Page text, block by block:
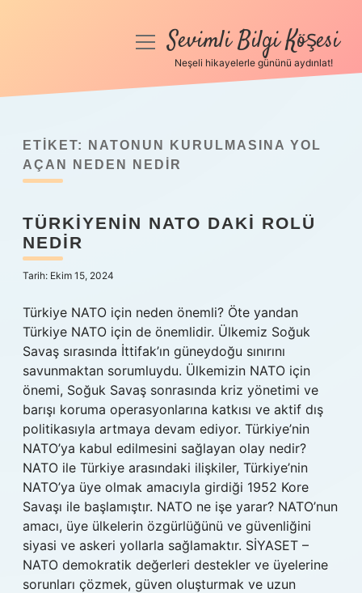
Anasayfa
Yasal Uyarı
menüyüSevimli Bilgi Köşesi
Neşeli hikayelerle gününü aydınlat!
ETIKET:
NATONUN KURULMASINA YOL
AÇAN NEDEN NEDIR
TÜRKIYENIN NATO DAKI ROLÜ
NEDIR
Tarih: Ekim 15, 2024
Türkiye NATO için neden önemli? Öte yandan
Türkiye NATO için de önemlidir. Ülkemiz Soğuk
Savaş sırasında İttifak’ın güneydoğu sınırını
savunmaktan sorumluydu. Ülkemizin NATO için
önemi, Soğuk Savaş sonrasında kriz yönetimi ve
barışı koruma operasyonlarına katkısı ve aktif dış
politikasıyla artmaya devam ediyor. Türkiye’nin
NATO’ya kabul edilmesini sağlayan olay nedir?
NATO ile Türkiye arasındaki ilişkiler, Türkiye’nin
NATO’ya üye olmak amacıyla girdiği 1952 Kore
Savaşı ile başlamıştır. NATO ne işe yarar? NATO’nun
amacı, üye ülkelerin özgürlüğünü ve güvenliğini
siyasi ve askeri yollarla sağlamaktır. SİYASET –
NATO demokratik değerleri destekler ve üyelerine
sorunları çözmek, güven oluşturmak ve uzun